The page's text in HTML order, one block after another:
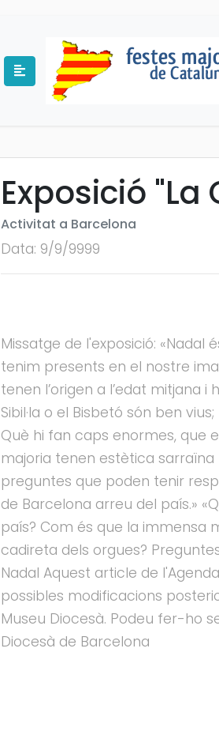
Exposició
Activitat a Barcelona
Data: 9/9/9999
Missatge de l'exposició:
tenim presents en el nostre
tenen l’origen a l’edat mitjana
Sibil·la o el Bisbetó són ben
Què hi fan caps enormes, que
majoria tenen estètica
preguntes que poden tenir
de Barcelona arreu del país.»
país? Com és que la immensa
cadireta dels orgues?
Nadal Aquest article de
possibles modificacions
Museu Diocesà. Podeu fer-ho
Diocesà de Barcelona